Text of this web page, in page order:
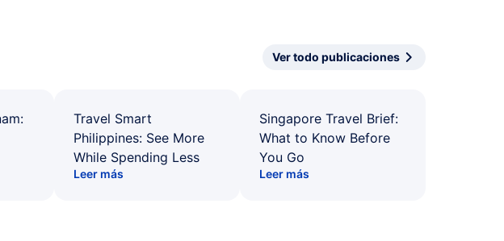
Ver todo publicaciones
Travel Smart
Philippines: See More
While Spending Less
Leer más
Singapore Travel Brief:
What to Know Before
You Go
Leer más